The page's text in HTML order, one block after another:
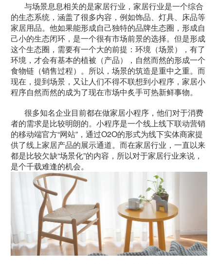
与场景息息相关的是家居行业，家居行业是一个综合
的生态系统，涵盖了很多内容，例如饰品、灯具、床品等
家居用品。他如果能形成自己独特的品牌生态圈，形成自
己小的生态闭环，是一个很有市场前景的选择。但是形成
这个生态圈，需要有一个大的前提：环境（场景），有了
环境，才会有基本的植被（产品），自然而然的形成一个
食物链（销售过程）。所以，场景的筑造是重中之重。而
现在，提到场景，又让人们不得不联想到小程序，家居小
程序自然而然的成为了现在市场中炙手可热新鲜事物。
很多知名企业目前都在做家居小程序，他们对于消费
者的需求是比较明朗的。小程序是一个线上线下联动营销
的移动端官方“网站”，通过O2O的形式为线下实体商家提
供了线上家居产品的展示通道。而在家居行业，一直以来
都是比较欠缺“场景化”的内容，所以对于家居行业来说，
是个千载难逢的机会。